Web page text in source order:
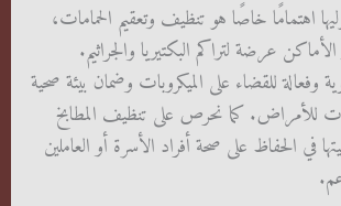
اهتمامًا خاصًا هو تنظيف وتعقيم الحمامات،
عرضة لتراكم البكتيريا والجراثيم.
للقضاء على الميكروبات وضمان بيئة صحية
للأمراض. كما نحرص على تنظيف المطابخ
في الحفاظ على صحة أفراد الأسرة أو العاملين